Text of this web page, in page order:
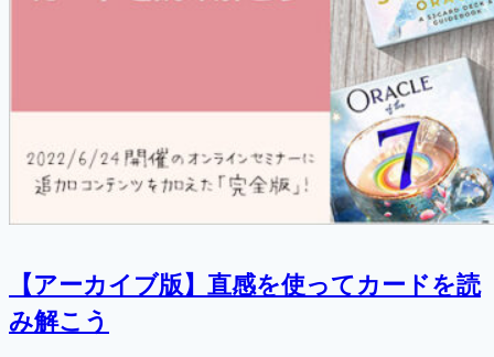
【アーカイブ版】直感を使ってカードを読
み解こう